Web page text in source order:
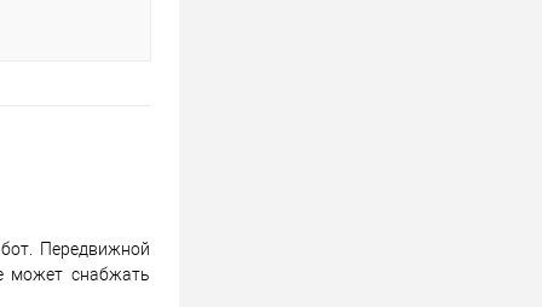
Передвижной
может снабжать